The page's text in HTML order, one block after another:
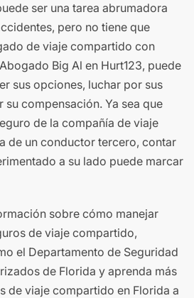
ser una tarea abrumadora
pero no tiene que
de viaje compartido con
Big Al en Hurt123, puede
sus opciones, luchar por sus
compensación. Ya sea que
de la compañía de viaje
de un conductor tercero, contar
a su lado puede marcar
sobre cómo manejar
de viaje compartido,
el Departamento de Seguridad
de Florida y aprenda más
de viaje compartido en Florida a